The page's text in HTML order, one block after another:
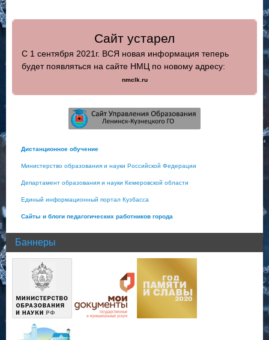
Сайт устарел
С 1 сентября 2021г. ВСЯ новая информация теперь
будет появляться на сайте НМЦ по новому адресу:
nmclk.ru
Дистанционное обучение
Министерство образования и науки Российской Федерации
Департамент образования и науки Кемеровской области
Единый информационный портал Кузбасса
Сайты и блоги педагогических работников города
Баннеры